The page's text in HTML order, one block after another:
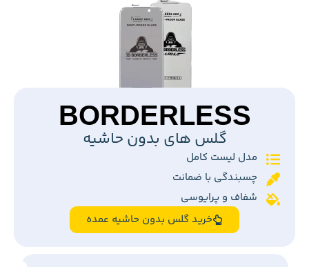
BORDERLESS
گلس های بدون حاشیه
مدل لیست کامل
چسبندگی با ضمانت
شفاف و پرایوسی
خرید گلس بدون حاشیه عمده